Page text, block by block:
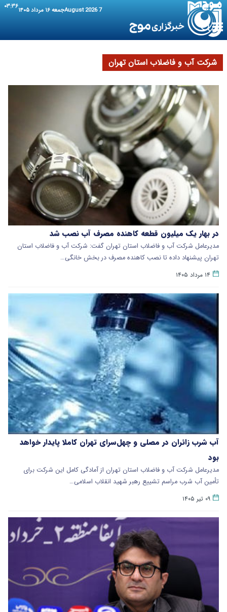
7 August 2026 جمعه ۱۶ مرداد ۱۴۰۵ ۰۳:۳۶
شرکت آب و فاضلاب استان تهران
در بهار یک میلیون قطعه کاهنده مصرف آب نصب شد
مدیرعامل شرکت آب و فاضلاب استان تهران گفت: شرکت آب و فاضلاب استان
تهران پیشنهاد داده تا نصب کاهنده مصرف در بخش خانگی…
۱۴ مرداد ۱۴۰۵
آب شرب زائران در مصلی و چهل‌سرای تهران کاملا پایدار خواهد
بود
مدیرعامل شرکت آب و فاضلاب استان تهران از آمادگی کامل این شرکت برای
تأمین آب شرب مراسم تشییع رهبر شهید انقلاب اسلامی…
۰۹ تیر ۱۴۰۵